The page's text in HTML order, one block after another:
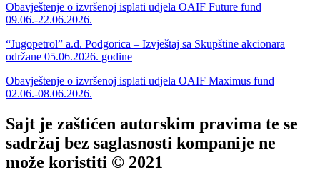
Obavještenje o izvršenoj isplati udjela OAIF Future fund
09.06.-22.06.2026.
“Jugopetrol” a.d. Podgorica – Izvještaj sa Skupštine akcionara
održane 05.06.2026. godine
Obavještenje o izvršenoj isplati udjela OAIF Maximus fund
02.06.-08.06.2026.
Sajt je zaštićen autorskim pravima te se
sadržaj bez saglasnosti kompanije ne
može koristiti © 2021